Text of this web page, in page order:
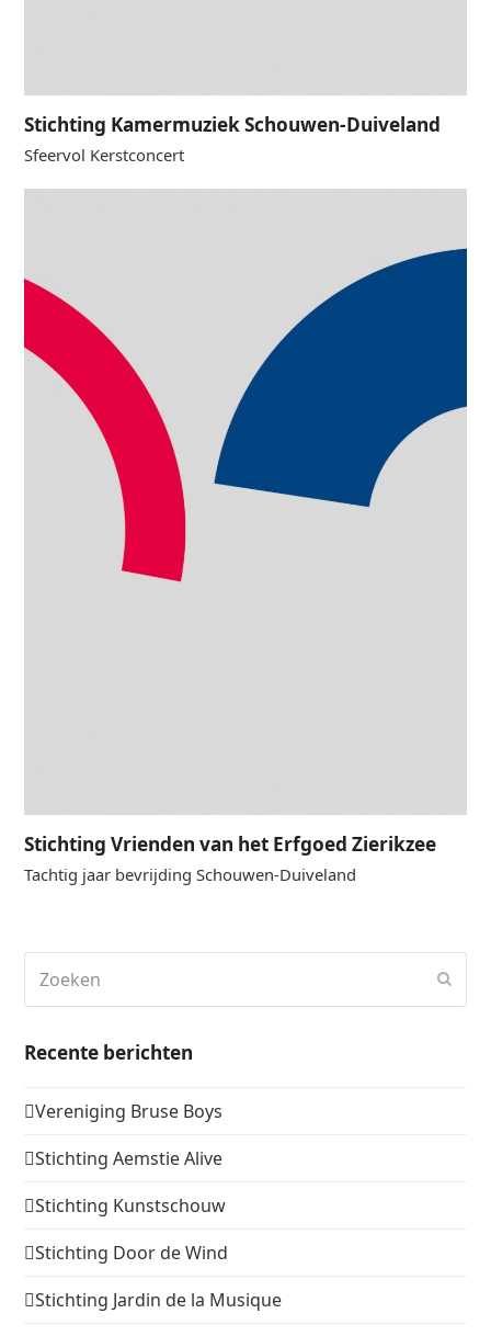
Stichting Kamermuziek Schouwen-Duiveland
Sfeervol Kerstconcert
Stichting Vrienden van het Erfgoed Zierikzee
Tachtig jaar bevrijding Schouwen-Duiveland
Recente berichten
Vereniging Bruse Boys
Stichting Aemstie Alive
Stichting Kunstschouw
Stichting Door de Wind
Stichting Jardin de la Musique